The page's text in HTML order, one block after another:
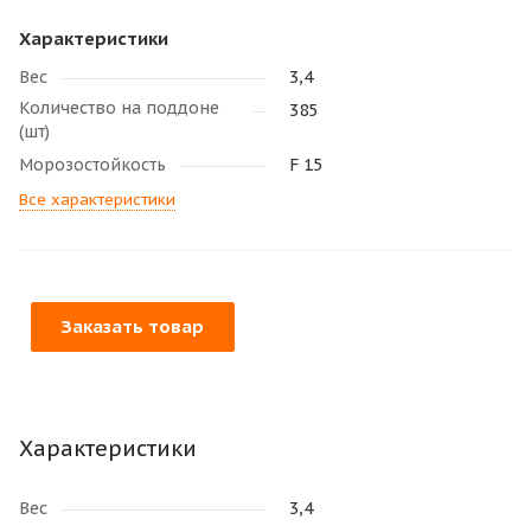
Характеристики
Вес
3,4
Количество на поддоне
(шт)
385
Морозостойкость F 15
Все характеристики
Заказать товар
Характеристики
Вес
3,4